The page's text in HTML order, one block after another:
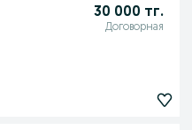
30 000 тг.
Договорная